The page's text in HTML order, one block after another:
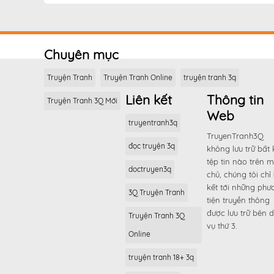
Chương 180
Chương 179
Chương 178
Chuyên mục
Truyện Tranh Truyện Tranh Online truyện tranh 3q
Truyện Tranh 3Q Mới Liên kết
truyentranh3q
đọc truyện 3q
doctruyen3q
3Q Truyện Tranh
Truyện Tranh 3Q
Online
truyện tranh 18+ 3q
Thông tin
Web
TruyenTranh3Q
không lưu trữ bất
tệp tin nào trên
chủ, chúng tôi chỉ
kết tới những
tiện truyền thông
được lưu trữ bên
vụ thứ 3.